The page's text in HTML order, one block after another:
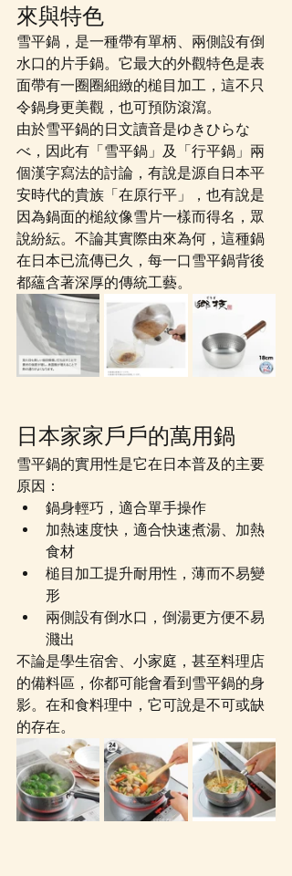
來與特色
雪平鍋，是一種帶有單柄、兩側設有倒
水口的片手鍋。它最大的外觀特色是表
面帶有一圈圈細緻的槌目加工，這不只
令鍋身更美觀，也可預防滾瀉。
由於雪平鍋的日文讀音是ゆきひらな
べ，因此有「雪平鍋」及「行平鍋」兩
個漢字寫法的討論，有說是源自日本平
安時代的貴族「在原行平」，也有說是
因為鍋面的槌紋像雪片一樣而得名，眾
說紛紜。不論其實際由來為何，這種鍋
在日本已流傳已久，每一口雪平鍋背後
都蘊含著深厚的傳統工藝。
日本家家戶戶的萬用鍋
雪平鍋的實用性是它在日本普及的主要
原因：
鍋身輕巧，適合單手操作
加熱速度快，適合快速煮湯、加熱
食材
槌目加工提升耐用性，薄而不易變
形
兩側設有倒水口，倒湯更方便不易
濺出
不論是學生宿舍、小家庭，甚至料理店
的備料區，你都可能會看到雪平鍋的身
影。在和食料理中，它可說是不可或缺
的存在。